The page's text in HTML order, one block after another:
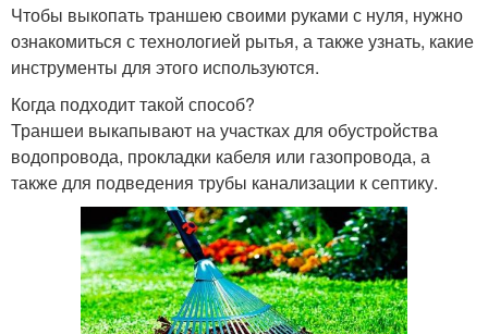
Чтобы выкопать траншею своими руками с нуля, нужно
ознакомиться с технологией рытья, а также узнать, какие
инструменты для этого используются.
Когда подходит такой способ?
Траншеи выкапывают на участках для обустройства
водопровода, прокладки кабеля или газопровода, а
также для подведения трубы канализации к септику.